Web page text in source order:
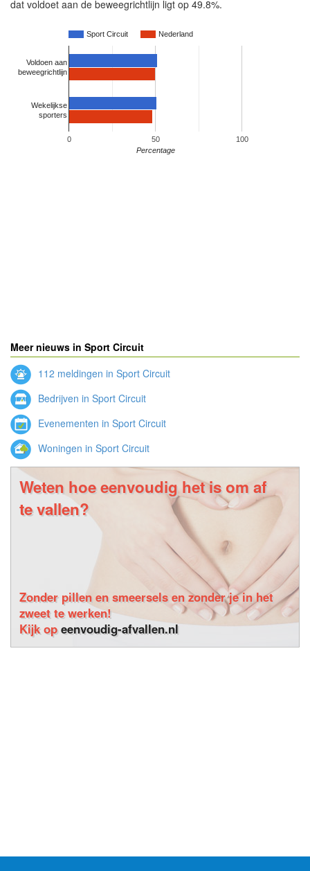
dat voldoet aan de beweegrichtlijn ligt op 49.8%.
Sport Circuit Nederland
0 50 100
Voldoen aan
beweegrichtlijn
Wekelijkse
sporters
Percentage
Meer nieuws in Sport Circuit
112 meldingen in Sport Circuit
Bedrijven in Sport Circuit
Evenementen in Sport Circuit
Woningen in Sport Circuit
Weten hoe eenvoudig het is om af
te vallen?
Zonder pillen en smeersels en zonder je in het
zweet te werken!
Kijk opeenvoudig-afvallen.nl